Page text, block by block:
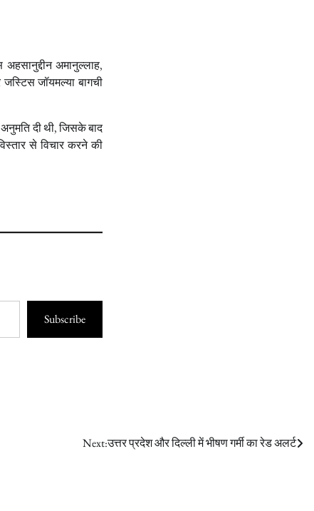
अमानुल्लाह,
जॉयमल्या बागची
दी थी, जिसके बाद
से विचार करने की
Subscribe
Next:उत्तर प्रदेश और दिल्ली में भीषण गर्मी का रेड अलर्ट